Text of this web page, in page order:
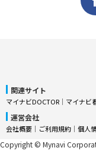
関連サイト
マイナビDOCTOR │ マイナビ
運営会社
会社概要 │ ご利用規約 │ 個人
Copyright © Mynavi